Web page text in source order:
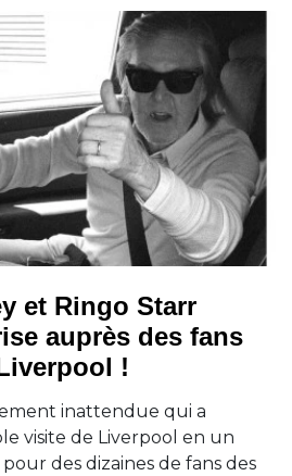
et Ringo Starr
auprès des fans
!
inattendue qui a
visite de Liverpool en un
des dizaines de fans des